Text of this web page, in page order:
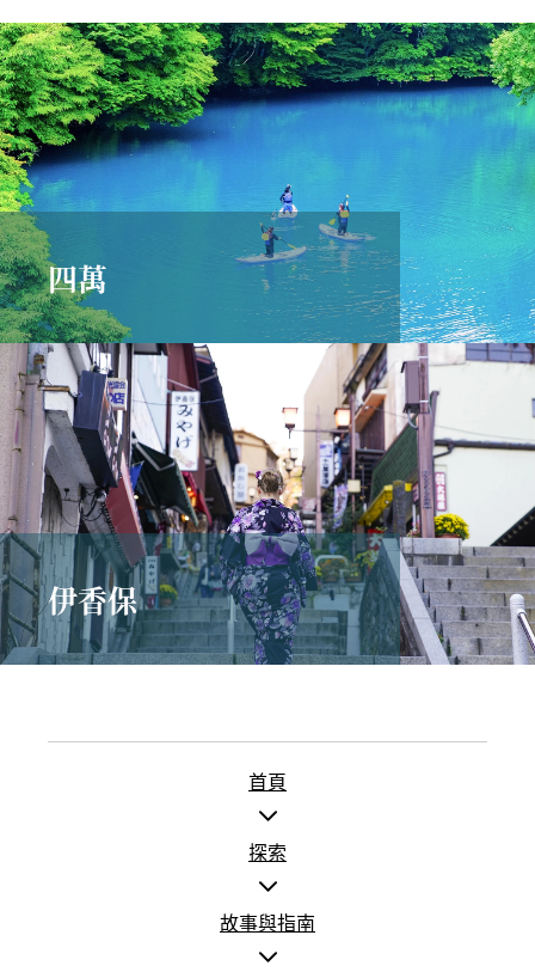
四萬
伊香保
首頁
探索
故事與指南